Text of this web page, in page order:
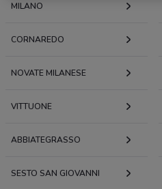
MILANO
CORNAREDO
NOVATE MILANESE
VITTUONE
ABBIATEGRASSO
SESTO SAN GIOVANNI